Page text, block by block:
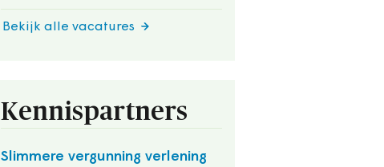
Bekijk alle vacatures
Kennispartners
Slimmere vergunning verlening